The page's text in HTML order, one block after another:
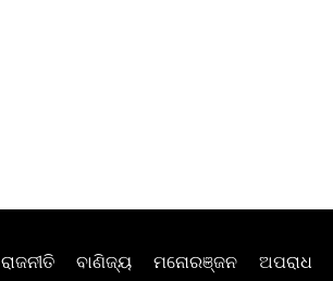
ରାଜନୀତି ବାଣିଜ୍ୟ ମନୋରଞ୍ଜନ ଅପରାଧ